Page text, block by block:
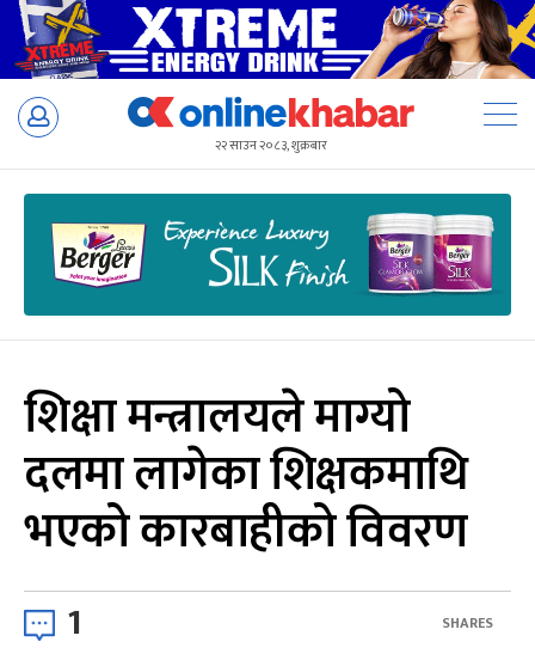
Skip
२२ साउन २०८३, शुक्रबार
शिक्षा मन्त्रालयले माग्यो
दलमा लागेका शिक्षकमाथि
भएको कारबाहीको विवरण
1 SHARES